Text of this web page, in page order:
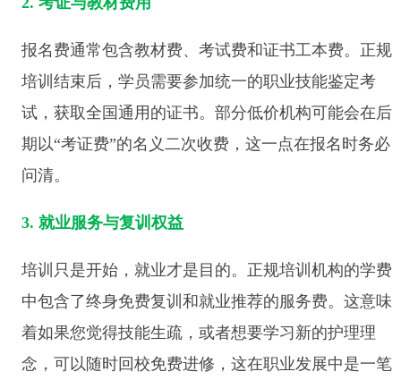
报名费通常包含教材费、考试费和证书工本费。正规
培训结束后，学员需要参加统一的职业技能鉴定考
试，获取全国通用的证书。部分低价机构可能会在后
期以“考证费”的名义二次收费，这一点在报名时务必
问清。
3. 就业服务与复训权益
培训只是开始，就业才是目的。正规培训机构的学费
中包含了终身免费复训和就业推荐的服务费。这意味
着如果您觉得技能生疏，或者想要学习新的护理理
念，可以随时回校免费进修，这在职业发展中是一笔